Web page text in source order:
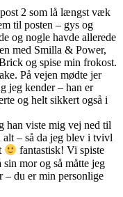
2 som lå længst væk
til posten – gys og
og nogle havde allerede
med Smilla & Power,
og spise min frokost.
På vejen mødte jer
jeg kender – han er
og helt sikkert også i
han viste mig vej ned til
– så da jeg blev i tvivl
fantastisk! Vi spiste
mor og så måtte jeg
– du er min personlige